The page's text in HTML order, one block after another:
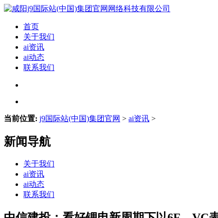
首页
关于我们
ai资讯
ai动态
联系我们
当前位置: j9国际站(中国)集团官网 > ai资讯 >
新闻导航
关于我们
ai资讯
ai动态
联系我们